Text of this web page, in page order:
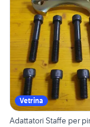
Vetrina
Adattatori Staffe per